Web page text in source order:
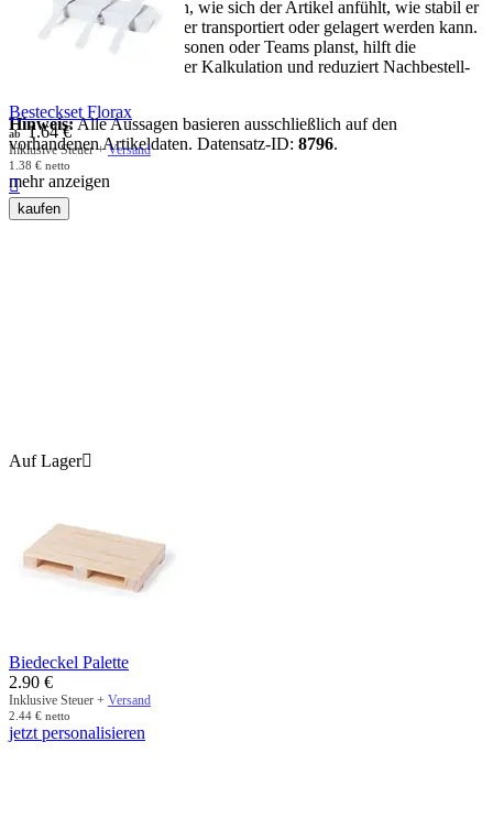
und Maße: Sie bestimmen, wie sich der Artikel anfühlt, wie stabil er
im Gebrauch ist und wie er transportiert oder gelagert werden kann.
Wenn du für mehrere Personen oder Teams planst, hilft die
Verpackungseinheit bei der Kalkulation und reduziert Nachbestell-
Hinweis:Alle Aussagen basieren ausschließlich auf den
vorhandenen Artikeldaten. Datensatz-ID: 8796.
mehr anzeigen
Besteckset Florax
ab 1.64 €
Inklusive Steuer +Versand
1.38 € netto

kaufen
Auf Lager
Biedeckel Palette
2.90 €
Inklusive Steuer + Versand
2.44 € netto
jetzt personalisieren